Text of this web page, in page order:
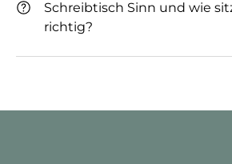
Schreibtisch Sinn und wie
richtig?